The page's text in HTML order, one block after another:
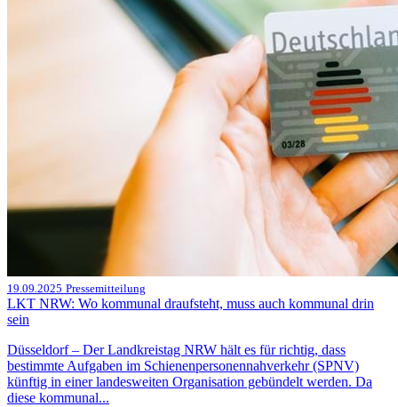
19.09.2025 Pressemitteilung
LKT NRW: Wo kommunal draufsteht, muss auch kommunal drin
sein
Düsseldorf – Der Landkreistag NRW hält es für richtig, dass
bestimmte Aufgaben im Schienenpersonennahverkehr (SPNV)
künftig in einer landesweiten Organisation gebündelt werden. Da
diese kommunal...